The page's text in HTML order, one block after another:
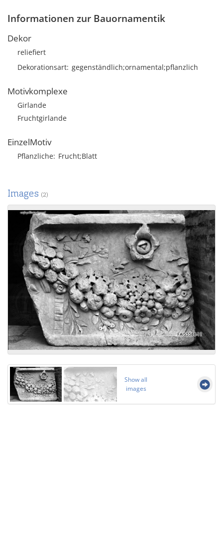
Informationen zur Bauornamentik
Dekor
reliefiert
Dekorationsart gegenständlich;ornamental;pflanzlich
Motivkomplexe
Girlande
Fruchtgirlande
EinzelMotiv
Pflanzliche Frucht;Blatt
Images (2)
Show all
images